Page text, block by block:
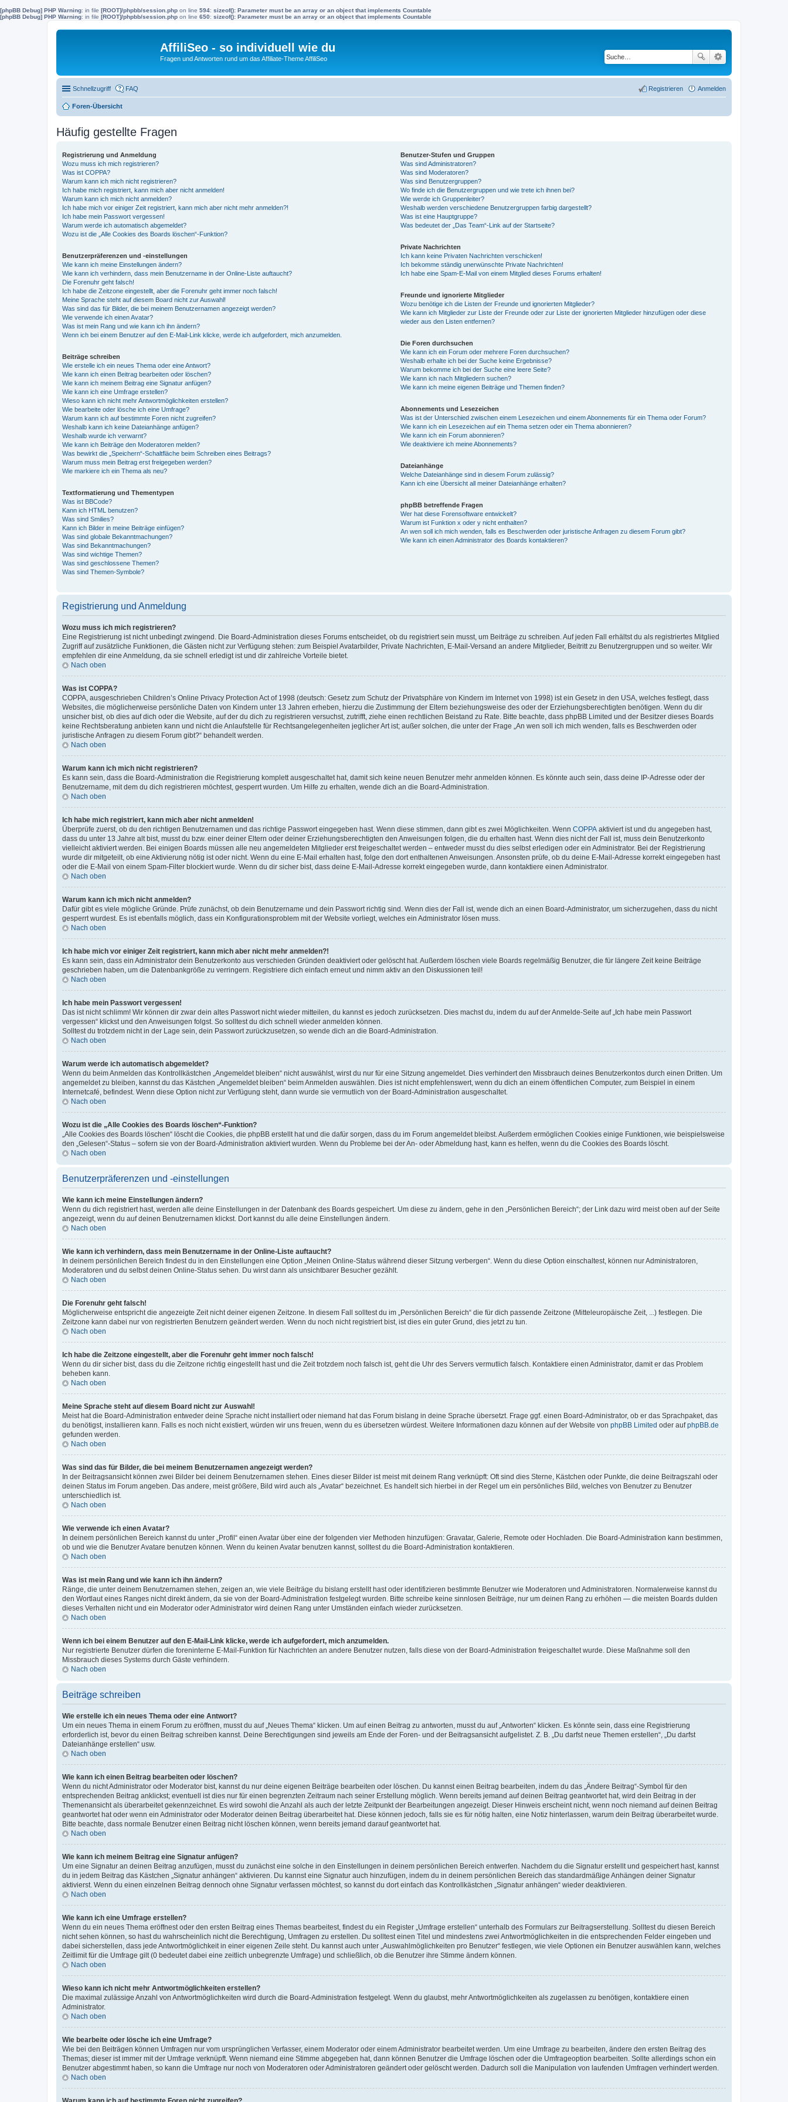
[phpBB Debug] PHP Warning: in file [ROOT]/phpbb/session.php on line 594: sizeof(): Parameter must be an array or an object that implements Countable
[phpBB Debug] PHP Warning: in file [ROOT]/phpbb/session.php on line 650: sizeof(): Parameter must be an array or an object that implements Countable
AffiliSeo - so individuell wie du
Fragen und Antworten rund um das Affiliate-Theme AffiliSeo
Schnellzugriff FAQ Anmelden
Registrieren
Foren-Übersicht
Häufig gestellte Fragen
Registrierung und Anmeldung
Wozu muss ich mich registrieren?
Was ist COPPA?
Warum kann ich mich nicht registrieren?
Ich habe mich registriert, kann mich aber nicht anmelden!
Warum kann ich mich nicht anmelden?
Ich habe mich vor einiger Zeit registriert, kann mich aber nicht mehr anmelden?!
Ich habe mein Passwort vergessen!
Warum werde ich automatisch abgemeldet?
Wozu ist die „Alle Cookies des Boards löschen“-Funktion?
Benutzerpräferenzen und -einstellungen
Wie kann ich meine Einstellungen ändern?
Wie kann ich verhindern, dass mein Benutzername in der Online-Liste auftaucht?
Die Forenuhr geht falsch!
Ich habe die Zeitzone eingestellt, aber die Forenuhr geht immer noch falsch!
Meine Sprache steht auf diesem Board nicht zur Auswahl!
Was sind das für Bilder, die bei meinem Benutzernamen angezeigt werden?
Wie verwende ich einen Avatar?
Was ist mein Rang und wie kann ich ihn ändern?
Wenn ich bei einem Benutzer auf den E-Mail-Link klicke, werde ich aufgefordert, mich anzumelden.
Beiträge schreiben
Wie erstelle ich ein neues Thema oder eine Antwort?
Wie kann ich einen Beitrag bearbeiten oder löschen?
Wie kann ich meinem Beitrag eine Signatur anfügen?
Wie kann ich eine Umfrage erstellen?
Wieso kann ich nicht mehr Antwortmöglichkeiten erstellen?
Wie bearbeite oder lösche ich eine Umfrage?
Warum kann ich auf bestimmte Foren nicht zugreifen?
Weshalb kann ich keine Dateianhänge anfügen?
Weshalb wurde ich verwarnt?
Wie kann ich Beiträge den Moderatoren melden?
Was bewirkt die „Speichern“-Schaltfläche beim Schreiben eines Beitrags?
Warum muss mein Beitrag erst freigegeben werden?
Wie markiere ich ein Thema als neu?
Textformatierung und Thementypen
Was ist BBCode?
Kann ich HTML benutzen?
Was sind Smilies?
Kann ich Bilder in meine Beiträge einfügen?
Was sind globale Bekanntmachungen?
Was sind Bekanntmachungen?
Was sind wichtige Themen?
Was sind geschlossene Themen?
Was sind Themen-Symbole?
Benutzer-Stufen und Gruppen
Was sind Administratoren?
Was sind Moderatoren?
Was sind Benutzergruppen?
Wo finde ich die Benutzergruppen und wie trete ich ihnen bei?
Wie werde ich Gruppenleiter?
Weshalb werden verschiedene Benutzergruppen farbig dargestellt?
Was ist eine Hauptgruppe?
Was bedeutet der „Das Team“-Link auf der Startseite?
Private Nachrichten
Ich kann keine Privaten Nachrichten verschicken!
Ich bekomme ständig unerwünschte Private Nachrichten!
Ich habe eine Spam-E-Mail von einem Mitglied dieses Forums erhalten!
Freunde und ignorierte Mitglieder
Wozu benötige ich die Listen der Freunde und ignorierten Mitglieder?
Wie kann ich Mitglieder zur Liste der Freunde oder zur Liste der ignorierten Mitglieder hinzufügen oder diese
wieder aus den Listen entfernen?
Die Foren durchsuchen
Wie kann ich ein Forum oder mehrere Foren durchsuchen?
Weshalb erhalte ich bei der Suche keine Ergebnisse?
Warum bekomme ich bei der Suche eine leere Seite?
Wie kann ich nach Mitgliedern suchen?
Wie kann ich meine eigenen Beiträge und Themen finden?
Abonnements und Lesezeichen
Was ist der Unterschied zwischen einem Lesezeichen und einem Abonnements für ein Thema oder Forum?
Wie kann ich ein Lesezeichen auf ein Thema setzen oder ein Thema abonnieren?
Wie kann ich ein Forum abonnieren?
Wie deaktiviere ich meine Abonnements?
Dateianhänge
Welche Dateianhänge sind in diesem Forum zulässig?
Kann ich eine Übersicht all meiner Dateianhänge erhalten?
phpBB betreffende Fragen
Wer hat diese Forensoftware entwickelt?
Warum ist Funktion x oder y nicht enthalten?
An wen soll ich mich wenden, falls es Beschwerden oder juristische Anfragen zu diesem Forum gibt?
Wie kann ich einen Administrator des Boards kontaktieren?
Registrierung und Anmeldung
Wozu muss ich mich registrieren?
Eine Registrierung ist nicht unbedingt zwingend. Die Board-Administration dieses Forums entscheidet, ob du registriert sein musst, um Beiträge zu schreiben. Auf jeden Fall erhältst du als registriertes Mitglied
Zugriff auf zusätzliche Funktionen, die Gästen nicht zur Verfügung stehen: zum Beispiel Avatarbilder, Private Nachrichten, E-Mail-Versand an andere Mitglieder, Beitritt zu Benutzergruppen und so weiter. Wir
empfehlen dir eine Anmeldung, da sie schnell erledigt ist und dir zahlreiche Vorteile bietet.
Nach oben
Was ist COPPA?
COPPA, ausgeschrieben Children’s Online Privacy Protection Act of 1998 (deutsch: Gesetz zum Schutz der Privatsphäre von Kindern im Internet von 1998) ist ein Gesetz in den USA, welches festlegt, dass
Websites, die möglicherweise persönliche Daten von Kindern unter 13 Jahren erheben, hierzu die Zustimmung der Eltern beziehungsweise des oder der Erziehungsberechtigten benötigen. Wenn du dir
unsicher bist, ob dies auf dich oder die Website, auf der du dich zu registrieren versuchst, zutrifft, ziehe einen rechtlichen Beistand zu Rate. Bitte beachte, dass phpBB Limited und der Besitzer dieses Boards
keine Rechtsberatung anbieten kann und nicht die Anlaufstelle für Rechtsangelegenheiten jeglicher Art ist; außer solchen, die unter der Frage „An wen soll ich mich wenden, falls es Beschwerden oder
juristische Anfragen zu diesem Forum gibt?“ behandelt werden.
Nach oben
Warum kann ich mich nicht registrieren?
Es kann sein, dass die Board-Administration die Registrierung komplett ausgeschaltet hat, damit sich keine neuen Benutzer mehr anmelden können. Es könnte auch sein, dass deine IP-Adresse oder der
Benutzername, mit dem du dich registrieren möchtest, gesperrt wurden. Um Hilfe zu erhalten, wende dich an die Board-Administration.
Nach oben
Ich habe mich registriert, kann mich aber nicht anmelden!
Überprüfe zuerst, ob du den richtigen Benutzernamen und das richtige Passwort eingegeben hast. Wenn diese stimmen, dann gibt es zwei Möglichkeiten. Wenn COPPA aktiviert ist und du angegeben hast,
dass du unter 13 Jahre alt bist, musst du bzw. einer deiner Eltern oder deiner Erziehungsberechtigten den Anweisungen folgen, die du erhalten hast. Wenn dies nicht der Fall ist, muss dein Benutzerkonto
vielleicht aktiviert werden. Bei einigen Boards müssen alle neu angemeldeten Mitglieder erst freigeschaltet werden – entweder musst du dies selbst erledigen oder ein Administrator. Bei der Registrierung
wurde dir mitgeteilt, ob eine Aktivierung nötig ist oder nicht. Wenn du eine E-Mail erhalten hast, folge den dort enthaltenen Anweisungen. Ansonsten prüfe, ob du deine E-Mail-Adresse korrekt eingegeben hast
oder die E-Mail von einem Spam-Filter blockiert wurde. Wenn du dir sicher bist, dass deine E-Mail-Adresse korrekt eingegeben wurde, dann kontaktiere einen Administrator.
Nach oben
Warum kann ich mich nicht anmelden?
Dafür gibt es viele mögliche Gründe. Prüfe zunächst, ob dein Benutzername und dein Passwort richtig sind. Wenn dies der Fall ist, wende dich an einen Board-Administrator, um sicherzugehen, dass du nicht
gesperrt wurdest. Es ist ebenfalls möglich, dass ein Konfigurationsproblem mit der Website vorliegt, welches ein Administrator lösen muss.
Nach oben
Ich habe mich vor einiger Zeit registriert, kann mich aber nicht mehr anmelden?!
Es kann sein, dass ein Administrator dein Benutzerkonto aus verschieden Gründen deaktiviert oder gelöscht hat. Außerdem löschen viele Boards regelmäßig Benutzer, die für längere Zeit keine Beiträge
geschrieben haben, um die Datenbankgröße zu verringern. Registriere dich einfach erneut und nimm aktiv an den Diskussionen teil!
Nach oben
Ich habe mein Passwort vergessen!
Das ist nicht schlimm! Wir können dir zwar dein altes Passwort nicht wieder mitteilen, du kannst es jedoch zurücksetzen. Dies machst du, indem du auf der Anmelde-Seite auf „Ich habe mein Passwort
vergessen“ klickst und den Anweisungen folgst. So solltest du dich schnell wieder anmelden können.
Solltest du trotzdem nicht in der Lage sein, dein Passwort zurückzusetzen, so wende dich an die Board-Administration.
Nach oben
Warum werde ich automatisch abgemeldet?
Wenn du beim Anmelden das Kontrollkästchen „Angemeldet bleiben“ nicht auswählst, wirst du nur für eine Sitzung angemeldet. Dies verhindert den Missbrauch deines Benutzerkontos durch einen Dritten. Um
angemeldet zu bleiben, kannst du das Kästchen „Angemeldet bleiben“ beim Anmelden auswählen. Dies ist nicht empfehlenswert, wenn du dich an einem öffentlichen Computer, zum Beispiel in einem
Internetcafé, befindest. Wenn diese Option nicht zur Verfügung steht, dann wurde sie vermutlich von der Board-Administration ausgeschaltet.
Nach oben
Wozu ist die „Alle Cookies des Boards löschen“-Funktion?
„Alle Cookies des Boards löschen“ löscht die Cookies, die phpBB erstellt hat und die dafür sorgen, dass du im Forum angemeldet bleibst. Außerdem ermöglichen Cookies einige Funktionen, wie beispielsweise
den „Gelesen“-Status – sofern sie von der Board-Administration aktiviert wurden. Wenn du Probleme bei der An- oder Abmeldung hast, kann es helfen, wenn du die Cookies des Boards löscht.
Nach oben
Benutzerpräferenzen und -einstellungen
Wie kann ich meine Einstellungen ändern?
Wenn du dich registriert hast, werden alle deine Einstellungen in der Datenbank des Boards gespeichert. Um diese zu ändern, gehe in den „Persönlichen Bereich“; der Link dazu wird meist oben auf der Seite
angezeigt, wenn du auf deinen Benutzernamen klickst. Dort kannst du alle deine Einstellungen ändern.
Nach oben
Wie kann ich verhindern, dass mein Benutzername in der Online-Liste auftaucht?
In deinem persönlichen Bereich findest du in den Einstellungen eine Option „Meinen Online-Status während dieser Sitzung verbergen“. Wenn du diese Option einschaltest, können nur Administratoren,
Moderatoren und du selbst deinen Online-Status sehen. Du wirst dann als unsichtbarer Besucher gezählt.
Nach oben
Die Forenuhr geht falsch!
Möglicherweise entspricht die angezeigte Zeit nicht deiner eigenen Zeitzone. In diesem Fall solltest du im „Persönlichen Bereich“ die für dich passende Zeitzone (Mitteleuropäische Zeit, ...) festlegen. Die
Zeitzone kann dabei nur von registrierten Benutzern geändert werden. Wenn du noch nicht registriert bist, ist dies ein guter Grund, dies jetzt zu tun.
Nach oben
Ich habe die Zeitzone eingestellt, aber die Forenuhr geht immer noch falsch!
Wenn du dir sicher bist, dass du die Zeitzone richtig eingestellt hast und die Zeit trotzdem noch falsch ist, geht die Uhr des Servers vermutlich falsch. Kontaktiere einen Administrator, damit er das Problem
beheben kann.
Nach oben
Meine Sprache steht auf diesem Board nicht zur Auswahl!
Meist hat die Board-Administration entweder deine Sprache nicht installiert oder niemand hat das Forum bislang in deine Sprache übersetzt. Frage ggf. einen Board-Administrator, ob er das Sprachpaket, das
du benötigst, installieren kann. Falls es noch nicht existiert, würden wir uns freuen, wenn du es übersetzen würdest. Weitere Informationen dazu können auf der Website von phpBB Limited oder aufphpBB.de
gefunden werden.
Nach oben
Was sind das für Bilder, die bei meinem Benutzernamen angezeigt werden?
In der Beitragsansicht können zwei Bilder bei deinem Benutzernamen stehen. Eines dieser Bilder ist meist mit deinem Rang verknüpft: Oft sind dies Sterne, Kästchen oder Punkte, die deine Beitragszahl oder
deinen Status im Forum angeben. Das andere, meist größere, Bild wird auch als „Avatar“ bezeichnet. Es handelt sich hierbei in der Regel um ein persönliches Bild, welches von Benutzer zu Benutzer
unterschiedlich ist.
Nach oben
Wie verwende ich einen Avatar?
In deinem persönlichen Bereich kannst du unter „Profil“ einen Avatar über eine der folgenden vier Methoden hinzufügen: Gravatar, Galerie, Remote oder Hochladen. Die Board-Administration kann bestimmen,
ob und wie die Benutzer Avatare benutzen können. Wenn du keinen Avatar benutzen kannst, solltest du die Board-Administration kontaktieren.
Nach oben
Was ist mein Rang und wie kann ich ihn ändern?
Ränge, die unter deinem Benutzernamen stehen, zeigen an, wie viele Beiträge du bislang erstellt hast oder identifizieren bestimmte Benutzer wie Moderatoren und Administratoren. Normalerweise kannst du
den Wortlaut eines Ranges nicht direkt ändern, da sie von der Board-Administration festgelegt wurden. Bitte schreibe keine sinnlosen Beiträge, nur um deinen Rang zu erhöhen — die meisten Boards dulden
dieses Verhalten nicht und ein Moderator oder Administrator wird deinen Rang unter Umständen einfach wieder zurücksetzen.
Nach oben
Wenn ich bei einem Benutzer auf den E-Mail-Link klicke, werde ich aufgefordert, mich anzumelden.
Nur registrierte Benutzer dürfen die foreninterne E-Mail-Funktion für Nachrichten an andere Benutzer nutzen, falls diese von der Board-Administration freigeschaltet wurde. Diese Maßnahme soll den
Missbrauch dieses Systems durch Gäste verhindern.
Nach oben
Beiträge schreiben
Wie erstelle ich ein neues Thema oder eine Antwort?
Um ein neues Thema in einem Forum zu eröffnen, musst du auf „Neues Thema“ klicken. Um auf einen Beitrag zu antworten, musst du auf „Antworten“ klicken. Es könnte sein, dass eine Registrierung
erforderlich ist, bevor du einen Beitrag schreiben kannst. Deine Berechtigungen sind jeweils am Ende der Foren- und der Beitragsansicht aufgelistet. Z. B. „Du darfst neue Themen erstellen“, „Du darfst
Dateianhänge erstellen“ usw.
Nach oben
Wie kann ich einen Beitrag bearbeiten oder löschen?
Wenn du nicht Administrator oder Moderator bist, kannst du nur deine eigenen Beiträge bearbeiten oder löschen. Du kannst einen Beitrag bearbeiten, indem du das „Ändere Beitrag“-Symbol für den
entsprechenden Beitrag anklickst; eventuell ist dies nur für einen begrenzten Zeitraum nach seiner Erstellung möglich. Wenn bereits jemand auf deinen Beitrag geantwortet hat, wird dein Beitrag in der
Themenansicht als überarbeitet gekennzeichnet. Es wird sowohl die Anzahl als auch der letzte Zeitpunkt der Bearbeitungen angezeigt. Dieser Hinweis erscheint nicht, wenn noch niemand auf deinen Beitrag
geantwortet hat oder wenn ein Administrator oder Moderator deinen Beitrag überarbeitet hat. Diese können jedoch, falls sie es für nötig halten, eine Notiz hinterlassen, warum dein Beitrag überarbeitet wurde.
Bitte beachte, dass normale Benutzer einen Beitrag nicht löschen können, wenn bereits jemand darauf geantwortet hat.
Nach oben
Wie kann ich meinem Beitrag eine Signatur anfügen?
Um eine Signatur an deinen Beitrag anzufügen, musst du zunächst eine solche in den Einstellungen in deinem persönlichen Bereich entwerfen. Nachdem du die Signatur erstellt und gespeichert hast, kannst
du in jedem Beitrag das Kästchen „Signatur anhängen“ aktivieren. Du kannst eine Signatur auch hinzufügen, indem du in deinem persönlichen Bereich das standardmäßige Anhängen deiner Signatur
aktivierst. Wenn du einen einzelnen Beitrag dennoch ohne Signatur verfassen möchtest, so kannst du dort einfach das Kontrollkästchen „Signatur anhängen“ wieder deaktivieren.
Nach oben
Wie kann ich eine Umfrage erstellen?
Wenn du ein neues Thema eröffnest oder den ersten Beitrag eines Themas bearbeitest, findest du ein Register „Umfrage erstellen“ unterhalb des Formulars zur Beitragserstellung. Solltest du diesen Bereich
nicht sehen können, so hast du wahrscheinlich nicht die Berechtigung, Umfragen zu erstellen. Du solltest einen Titel und mindestens zwei Antwortmöglichkeiten in die entsprechenden Felder eingeben und
dabei sicherstellen, dass jede Antwortmöglichkeit in einer eigenen Zeile steht. Du kannst auch unter „Auswahlmöglichkeiten pro Benutzer“ festlegen, wie viele Optionen ein Benutzer auswählen kann, welches
Zeitlimit für die Umfrage gilt (0 bedeutet dabei eine zeitlich unbegrenzte Umfrage) und schließlich, ob die Benutzer ihre Stimme ändern können.
Nach oben
Wieso kann ich nicht mehr Antwortmöglichkeiten erstellen?
Die maximal zulässige Anzahl von Antwortmöglichkeiten wird durch die Board-Administration festgelegt. Wenn du glaubst, mehr Antwortmöglichkeiten als zugelassen zu benötigen, kontaktiere einen
Administrator.
Nach oben
Wie bearbeite oder lösche ich eine Umfrage?
Wie bei den Beiträgen können Umfragen nur vom ursprünglichen Verfasser, einem Moderator oder einem Administrator bearbeitet werden. Um eine Umfrage zu bearbeiten, ändere den ersten Beitrag des
Themas; dieser ist immer mit der Umfrage verknüpft. Wenn niemand eine Stimme abgegeben hat, dann können Benutzer die Umfrage löschen oder die Umfrageoption bearbeiten. Sollte allerdings schon ein
Benutzer abgestimmt haben, so kann die Umfrage nur noch von Moderatoren oder Administratoren geändert oder gelöscht werden. Dadurch soll die Manipulation von laufenden Umfragen verhindert werden.
Nach oben